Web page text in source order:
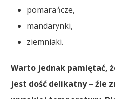
pomarańcze,
mandarynki,
ziemniaki.
Warto jednak pamiętać,
jest dość delikatny – źle